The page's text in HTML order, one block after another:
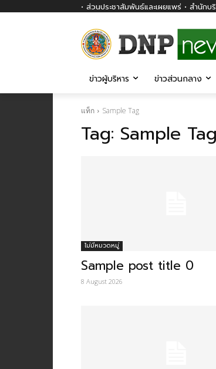
• ส่วนประชาสัมพันธ์และเผยแพร่ • สำนั
ข่าวผู้บริหาร ข่าวส่วนกลาง
แท็ก Sample Tag
Tag: Sample
ไม่มีหมวดหมู่
Sample post title 0
8 August 2026